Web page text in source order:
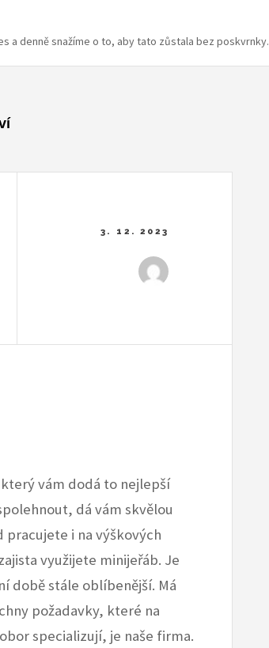
a denně snažíme o to, aby tato zůstala bez poskvrnky.
vám dodá to nejlepší
dá vám skvělou
pracujete i na výškových
využijete minijeřáb. Je
době stále oblíbenější. Má
požadavky, které na
specializují, je naše firma.